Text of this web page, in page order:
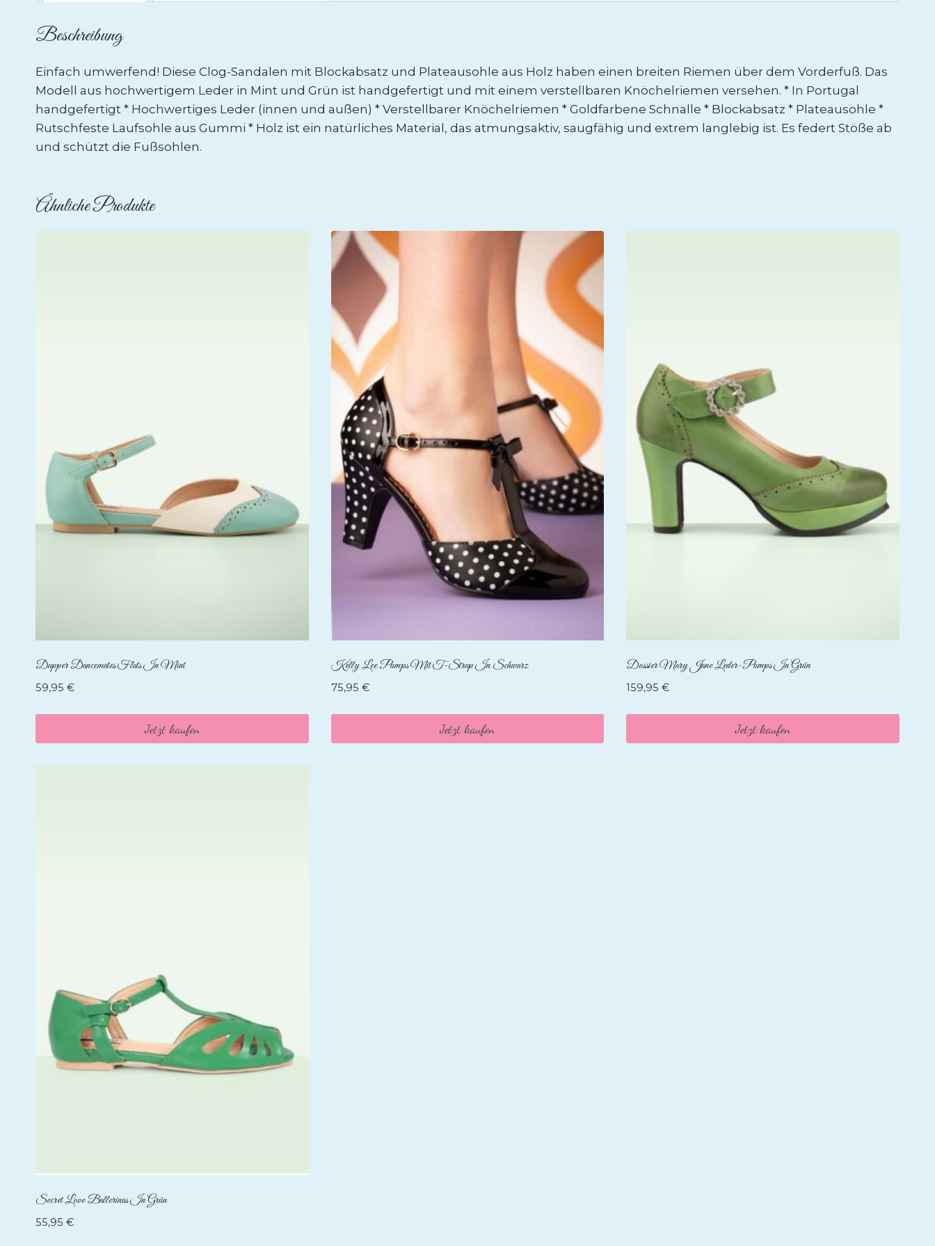
Beschreibung
Einfach umwerfend! Diese Clog-Sandalen mit Blockabsatz und Plateausohle aus Holz haben einen breiten Riemen über dem Vorderfuß. Das
Modell aus hochwertigem Leder in Mint und Grün ist handgefertigt und mit einem verstellbaren Knöchelriemen versehen. * In Portugal
handgefertigt * Hochwertiges Leder (innen und außen) * Verstellbarer Knöchelriemen * Goldfarbene Schnalle * Blockabsatz * Plateausohle *
Rutschfeste Laufsohle aus Gummi * Holz ist ein natürliches Material, das atmungsaktiv, saugfähig und extrem langlebig ist. Es federt Stöße ab
und schützt die Fußsohlen.
Ähnliche Produkte
Dapper Dancemates Flats In Mint
59,95 €
Jetzt kaufen
Kelly Lee Pumps Mit T-Strap In Schwarz
75,95 €
Jetzt kaufen
Dossier Mary Jane Leder-Pumps In Grün
159,95€
Jetzt kaufen
Secret Love Ballerinas In Grün
55,95 €